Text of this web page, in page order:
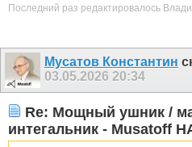
Последний раз редактировалось
Мусатов Константин
03.05.2026 20:34
Re: Мощный ушник /
интегальник - Musatoff